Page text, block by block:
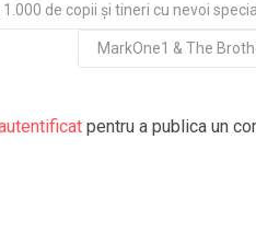
1.000 de copii și tineri cu nevoi
MarkOne1 & The
pentru a publica un